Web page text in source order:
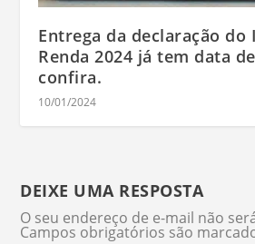
Entrega da declaração do
Renda 2024 já tem data
confira.
10/01/2024
DEIXE UMA RESPOSTA
O seu endereço de e-mail não
Campos obrigatórios são